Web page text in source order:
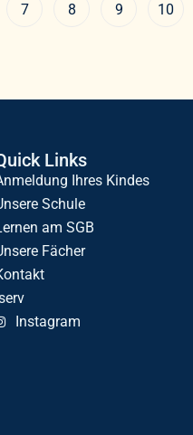
7 8 9 10
Links
Ihres Kindes
Schule
am SGB
Fächer
Instagram